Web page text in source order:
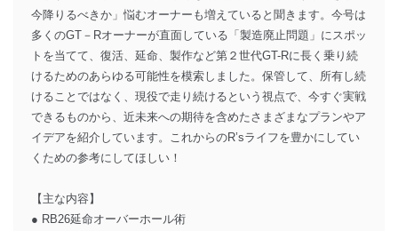
今降りるべきか」悩むオーナーも増えていると聞きます。今号は
多くのGT－Rオーナーが直面している「製造廃止問題」にスポッ
トを当てて、復活、延命、製作など第２世代GT-Rに長く乗り続
けるためのあらゆる可能性を模索しました。保管して、所有し続
けることではなく、現役で走り続けるという視点で、今すぐ実戦
できるものから、近未来への期待を含めたさまざまなプランやア
イデアを紹介しています。これからのR’sライフを豊かにしてい
くための参考にしてほしい！
【主な内容】
● RB26延命オーバーホール術